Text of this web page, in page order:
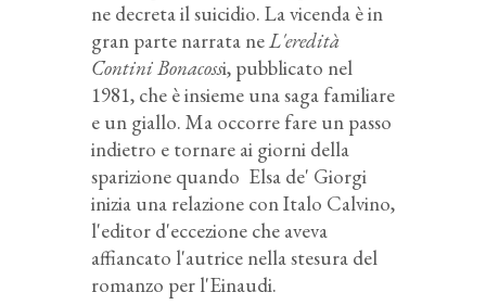
ne decreta il suicidio. La vicenda è in
gran parte narrata neL'eredità
Contini Bonacossi, pubblicato nel
1981, che è insieme una saga familiare
e un giallo. Ma occorre fare un passo
indietro e tornare ai giorni della
sparizione quando Elsa de' Giorgi
inizia una relazione con Italo Calvino,
l'editor d'eccezione che aveva
affiancato l'autrice nella stesura del
romanzo per l'Einaudi.